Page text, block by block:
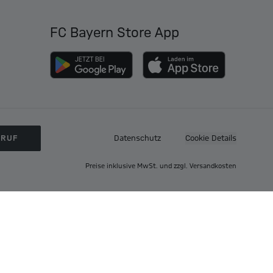
FC Bayern Store App
Datenschutz Cookie Details
Preise inklusive MwSt. und zzgl. Versandkosten